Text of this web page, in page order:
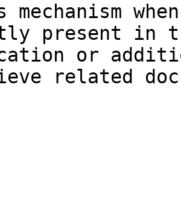
mechanism
present in
or